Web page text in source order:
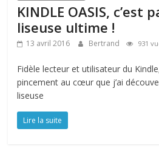
KINDLE OASIS, c’est
liseuse ultime !
13 avril 2016 Bertrand 931
Fidèle lecteur et utilisateur du
pincement au cœur que j’ai
liseuse
Lire la suite